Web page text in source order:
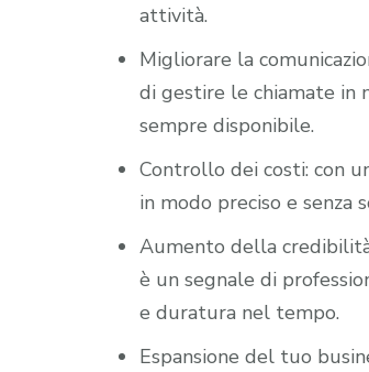
attività.
Migliorare la
di gestire le chiamate in
sempre disponibile.
Controllo dei costi: con
in modo preciso e senza
Aumento della
è un segnale di
e duratura nel tempo.
Espansione del tuo